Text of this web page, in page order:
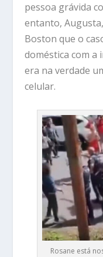
pessoa grávida
entanto,
Boston que o
doméstica com a
era na verdade
celular.
Rosane está